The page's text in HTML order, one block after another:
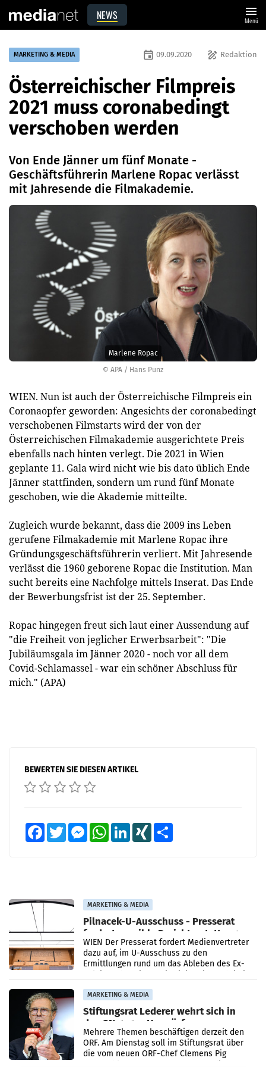
NEWS menu
Menü
© APA / Hans Punz
Marlene Ropac
MARKETING & MEDIA draw Redaktion
event 09.09.2020
Österreichischer Filmpreis
2021 muss coronabedingt
verschoben werden
Von Ende Jänner um fünf Monate -
Geschäftsführerin Marlene Ropac verlässt
mit Jahresende die Filmakademie.
WIEN. Nun ist auch der Österreichische Filmpreis ein
Coronaopfer geworden: Angesichts der coronabedingt
verschobenen Filmstarts wird der von der
Österreichischen Filmakademie ausgerichtete Preis
ebenfalls nach hinten verlegt. Die 2021 in Wien
geplante 11. Gala wird nicht wie bis dato üblich Ende
Jänner stattfinden, sondern um rund fünf Monate
geschoben, wie die Akademie mitteilte.
Zugleich wurde bekannt, dass die 2009 ins Leben
gerufene Filmakademie mit Marlene Ropac ihre
Gründungsgeschäftsführerin verliert. Mit Jahresende
verlässt die 1960 geborene Ropac die Institution. Man
sucht bereits eine Nachfolge mittels Inserat. Das Ende
der Bewerbungsfrist ist der 25. September.
Ropac hingegen freut sich laut einer Aussendung auf
"die Freiheit von jeglicher Erwerbsarbeit": "Die
Jubiläumsgala im Jänner 2020 - noch vor all dem
Covid-Schlamassel - war ein schöner Abschluss für
mich." (APA)
BEWERTEN SIE DIESEN ARTIKEL
FacebookTwitter MessengerWhatsAppLinkedInXING
MARKETING & MEDIA
Pilnacek-U-Ausschuss - Presserat
fordert sensible Berichterstattung
WIEN Der Presserat fordert Medienvertreter
dazu auf, im U-Ausschuss zu den
Ermittlungen rund um das Ableben des Ex-
MARKETING & MEDIA
Stiftungsrat Lederer wehrt sich in
den SN gegen Vorwürfe
Mehrere Themen beschäftigen derzeit den
ORF. Am Dienstag soll im Stiftungsrat über
die vom neuen ORF-Chef Clemens Pig